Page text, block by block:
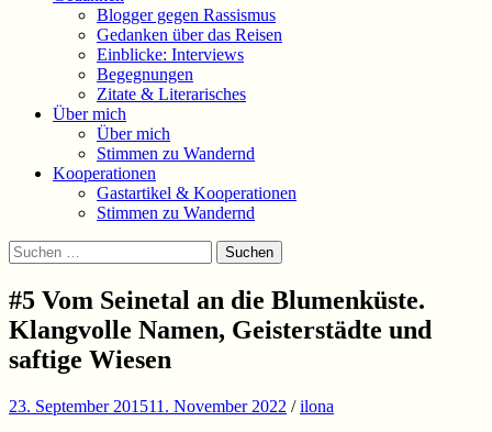
Blogger gegen Rassismus
Gedanken über das Reisen
Einblicke: Interviews
Begegnungen
Zitate & Literarisches
Über mich
Über mich
Stimmen zu Wandernd
Kooperationen
Gastartikel & Kooperationen
Stimmen zu Wandernd
Suchen
Suchen
nach:
#5 Vom Seinetal an die Blumenküste.
Klangvolle Namen, Geisterstädte und
saftige Wiesen
23. September 201511. November 2022 /ilona